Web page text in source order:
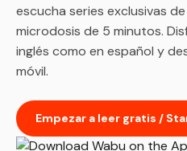
escucha series exclusivas
microdosis de 5 minutos.
inglés como en español y
móvil.
Empezar a leer gratis /